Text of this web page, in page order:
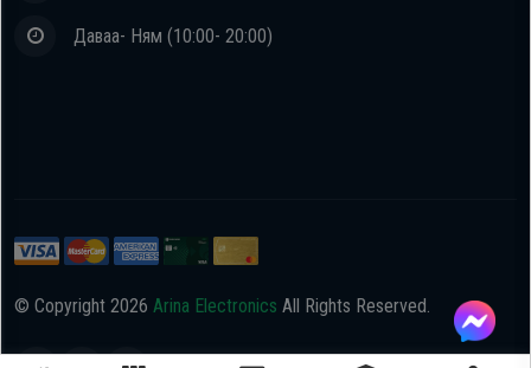
Даваа- Ням (10:00- 20:00)
© Copyright 2026 Arina Electronics All Rights Reserved.